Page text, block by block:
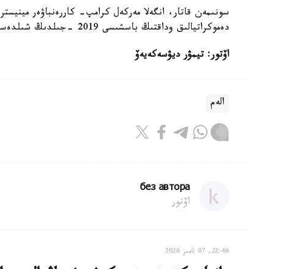
سونىمەن قاتار، انگەلا مەركەل كرامپ- كاررەنباۋەر
دەموكراتيالىق وداقتىڭ باسشىسى 2019 -جىلدىڭ شىلدەسىنەن باستاپ گەرمانيانىڭ قورعانىس ءمينيسترى بولدى.
اۆتور: تيمۋر ديۋسەكەيەۆ
الەم
без автора
اۆتور
22:46, 07 تامىز 2026